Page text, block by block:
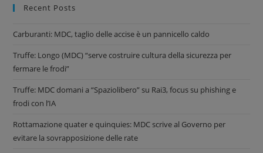
Recent Posts
Carburanti: MDC, taglio delle accise è un pannicello caldo
Truffe: Longo (MDC) “serve costruire cultura della sicurezza per
fermare le frodi”
Truffe: MDC domani a “Spaziolibero” su Rai3, focus su phishing e
frodi con l’IA
Rottamazione quater e quinquies: MDC scrive al Governo per
evitare la sovrapposizione delle rate